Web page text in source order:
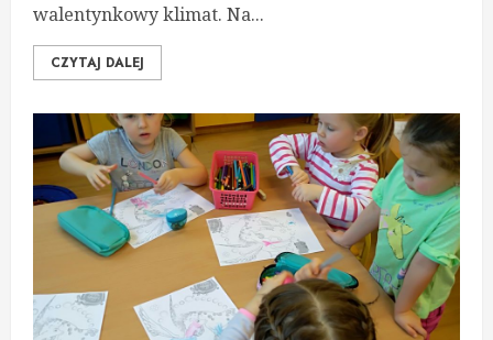
walentynkowy klimat. Na...
CZYTAJ DALEJ